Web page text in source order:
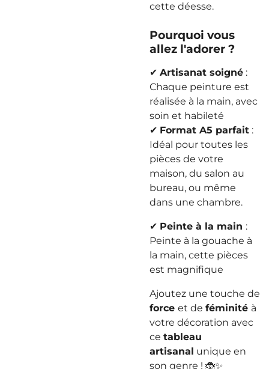
cette déesse.
Pourquoi vous
allez l'adorer ?
✔ Artisanat soigné :
Chaque peinture est
réalisée à la main, avec
soin et habileté
✔ Format A5 parfait :
Idéal pour toutes les
pièces de votre
maison, du salon au
bureau, ou même
dans une chambre.
✔ Peinte à la main :
Peinte à la gouache à
la main, cette pièces
est magnifique
Ajoutez une touche de
force et de féminité à
votre décoration avec
ce tableau
artisanal unique en
son genre ! 🐞✨